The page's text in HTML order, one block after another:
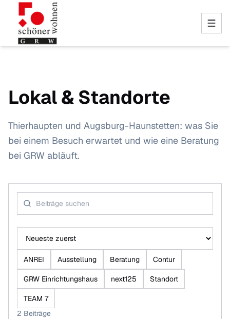
Lokal & Standorte
Thierhaupten und Augsburg-Haunstetten: was Sie
bei einem Besuch erwartet und wie eine Beratung
bei GRW abläuft.
Blog-Beiträge suchen
Beiträge sortieren
ANREI Ausstellung Beratung Contur
GRW Einrichtungshaus next125 Standort
TEAM 7
2 Beiträge